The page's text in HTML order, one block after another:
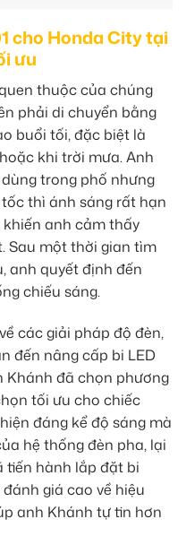
cho Honda City tại
ưu
thuộc của chúng
phải di chuyển bằng
buổi tối, đặc biệt là
khi trời mưa. Anh
trong phố nhưng
thì ánh sáng rất hạn
anh cảm thấy
Sau một thời gian tìm
anh quyết định đến
chiếu sáng.
các giải pháp độ đèn,
đến nâng cấp bi LED
Khánh đã chọn phương
tối ưu cho chiếc
đáng kể độ sáng mà
hệ thống đèn pha, lại
tiến hành lắp đặt bi
giá cao về hiệu
anh Khánh tự tin hơn